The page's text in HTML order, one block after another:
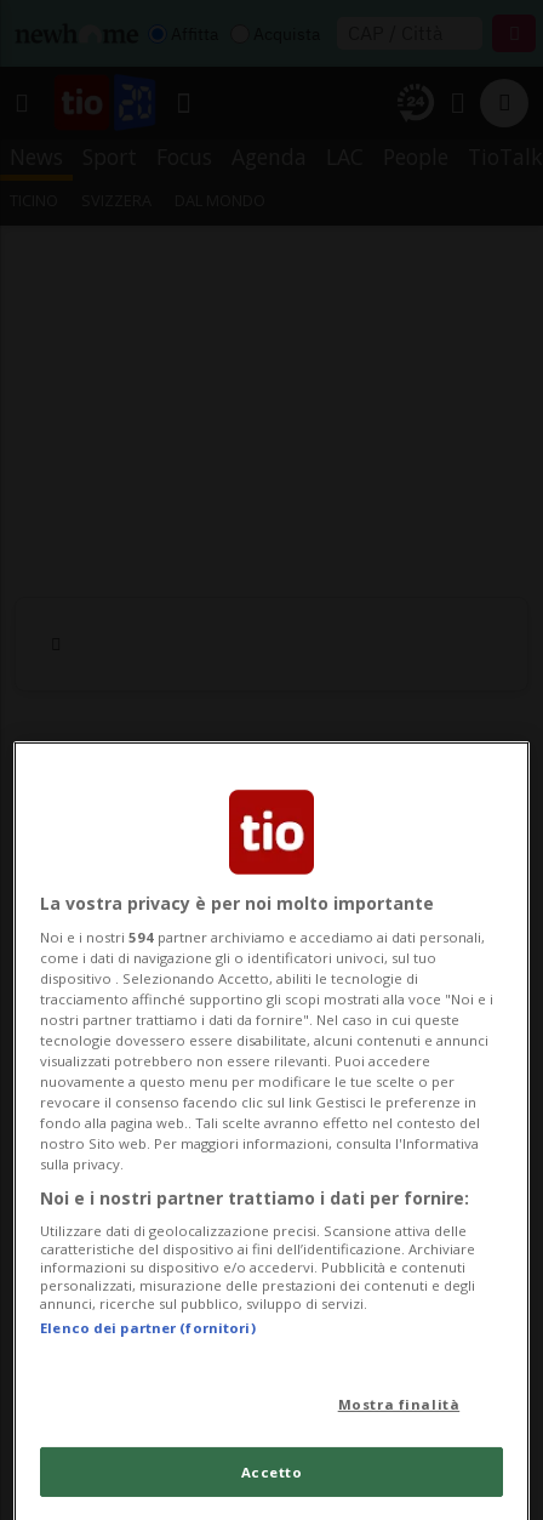
Notizie su Compensi
Segui le notizie e gli approfondimenti su
Compensi.
VIETNAM 12 mesi
Fuori i contadini, dentro i
golfisti di Trump
La vostra privacy è per noi molto importante
Noi e i nostri594 partner archiviamo e accediamo ai dati personali,
come i dati di navigazione gli o identificatori univoci, sul tuo
dispositivo . Selezionando Accetto, abiliti le tecnologie di
tracciamento affinché supportino gli scopi mostrati alla voce "Noi e i
nostri partner trattiamo i dati da fornire". Nel caso in cui queste
tecnologie dovessero essere disabilitate, alcuni contenuti e annunci
visualizzati potrebbero non essere rilevanti. Puoi accedere
nuovamente a questo menu per modificare le tue scelte o per
revocare il consenso facendo clic sul link Gestisci le preferenze in
fondo alla pagina web.. Tali scelte avranno effetto nel contesto del
nostro Sito web. Per maggiori informazioni, consulta l'Informativa
sulla privacy.
Noi e i nostri partner trattiamo i dati per fornire:
Utilizzare dati di geolocalizzazione precisi. Scansione attiva delle
caratteristiche del dispositivo ai fini dell’identificazione. Archiviare
informazioni su dispositivo e/o accedervi. Pubblicità e contenuti
personalizzati, misurazione delle prestazioni dei contenuti e degli
annunci, ricerche sul pubblico, sviluppo di servizi.
Elenco dei partner (fornitori)
Mostra finalità
Accetto